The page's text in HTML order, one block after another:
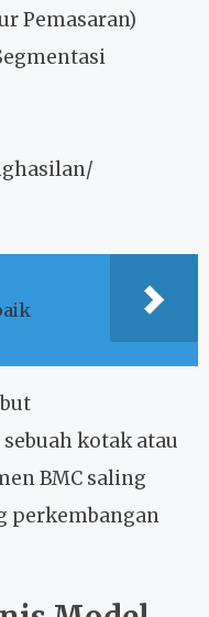
Pemasaran)
kotak atau
BMC saling
perkembangan